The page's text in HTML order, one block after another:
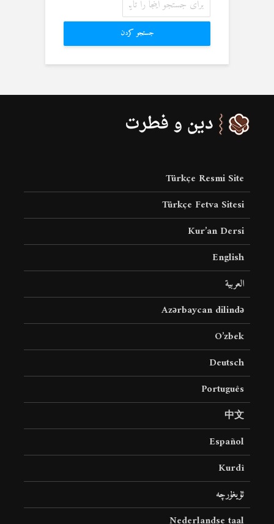
جستجو کردن
Türkçe Resmi Site
Türkçe Fetva Sitesi
Kur’an Dersi
English
العربية
Azərbaycan dilində
O’zbek
Deutsch
Português
中文
Español
Kurdî
ئۇيغۇرچە